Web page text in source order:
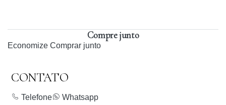
Compre junto
Economize Comprar junto
CONTATO
Telefone
Whatsapp